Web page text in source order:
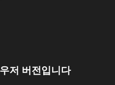
저 버전입니다